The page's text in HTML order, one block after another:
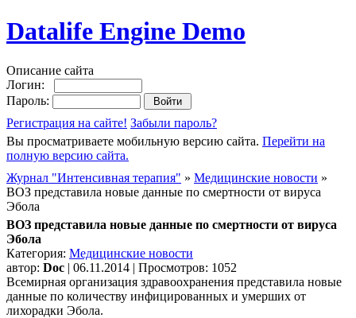
Datalife Engine Demo
Описание сайта
Логин:
Пароль:
Регистрация на сайте! Забыли пароль?
Вы просматриваете мобильную версию сайта. Перейти на
полную версию сайта.
Журнал "Интенсивная терапия" » Медицинские новости »
ВОЗ представила новые данные по смертности от вируса
Эбола
ВОЗ представила новые данные по смертности от вируса
Эбола
Категория: Медицинские новости
автор: Doc | 06.11.2014 | Просмотров: 1052
Всемирная организация здравоохранения представила новые
данные по количеству инфицированных и умерших от
лихорадки Эбола.